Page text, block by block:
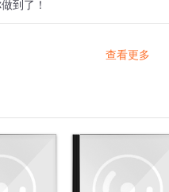
到了！
查看更多